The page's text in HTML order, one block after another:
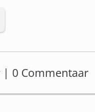
| 0 Commentaar